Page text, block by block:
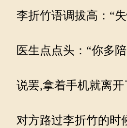
李折竹语调拔高：“
医生点点头：“你多
说罢,拿着手机就离开
对方路过李折竹的时